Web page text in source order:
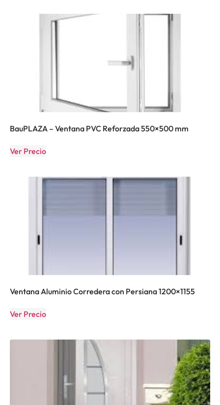
BauPLAZA – Ventana PVC Reforzada 550×500 mm
Ver Precio
Ventana Aluminio Corredera con Persiana 1200×1155
Ver Precio